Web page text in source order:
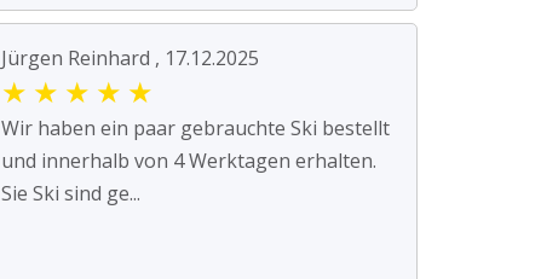
Jürgen Reinhard , 17.12.2025
★ ★ ★ ★ ★
Wir haben ein paar gebrauchte Ski bestellt
und innerhalb von 4 Werktagen erhalten.
Sie Ski sind ge...